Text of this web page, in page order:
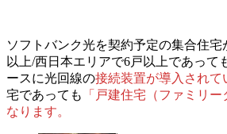
ソフトバンク光を契約予定の集合住宅
以上/西日本エリアで6戸以上であって
ースに光回線の接続装置が導入されて
宅であっても
「戸建住宅（ファミリ
なります。